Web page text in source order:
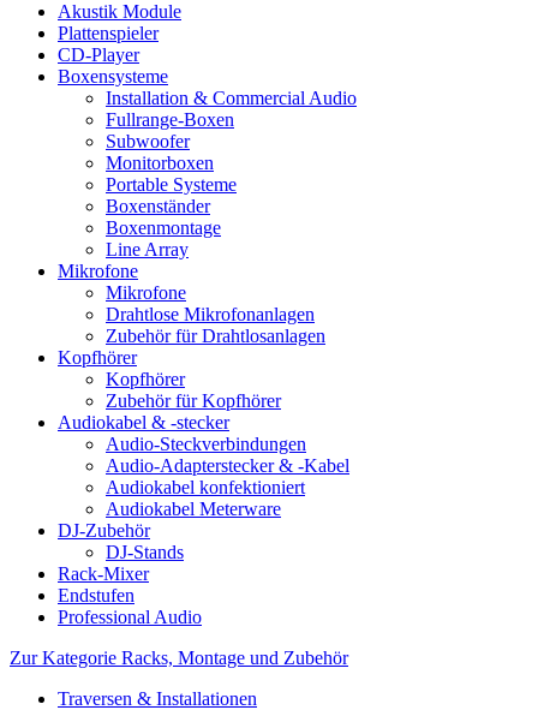
Akustik Module
Plattenspieler
CD-Player
Boxensysteme
Installation & Commercial Audio
Fullrange-Boxen
Subwoofer
Monitorboxen
Portable Systeme
Boxenständer
Boxenmontage
Line Array
Mikrofone
Mikrofone
Drahtlose Mikrofonanlagen
Zubehör für Drahtlosanlagen
Kopfhörer
Kopfhörer
Zubehör für Kopfhörer
Audiokabel & -stecker
Audio-Steckverbindungen
Audio-Adapterstecker & -Kabel
Audiokabel konfektioniert
Audiokabel Meterware
DJ-Zubehör
DJ-Stands
Rack-Mixer
Endstufen
Professional Audio
Zur Kategorie Racks, Montage und Zubehör
Traversen & Installationen